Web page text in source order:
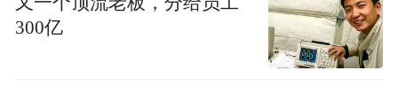
300亿